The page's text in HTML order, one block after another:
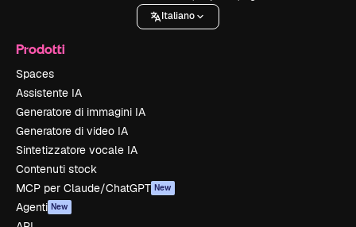
Italiano
Prodotti
Spaces
Assistente IA
Generatore di immagini IA
Generatore di video IA
Sintetizzatore vocale IA
Contenuti stock
MCP per Claude/ChatGPT New
Agenti New